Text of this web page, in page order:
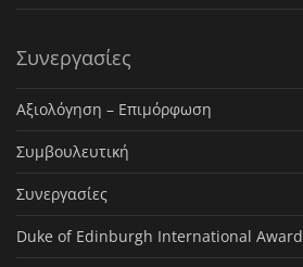
Συνεργασίες
Αξιολόγηση – Επιμόρφωση
Συμβουλευτική
Συνεργασίες
Duke of Edinburgh International Award